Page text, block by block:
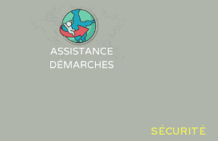
content
SÉCURITÉ